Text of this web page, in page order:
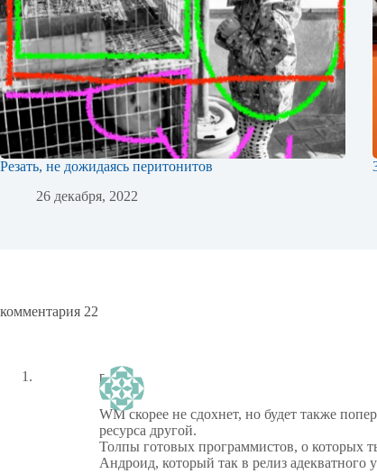
Резать, не дожидаясь перитонитов
26 декабря, 2022
комментария 22
piastor
WM скорее не сдохнет, но будет также
ресурса другой.
Толпы готовых программистов, о которых
Андроид, который так в релиз